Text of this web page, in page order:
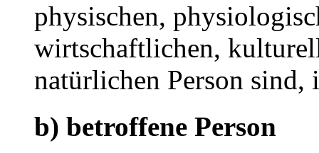
physischen,
wirtschaftlichen,
natürlichen Person
b) betroffene Person